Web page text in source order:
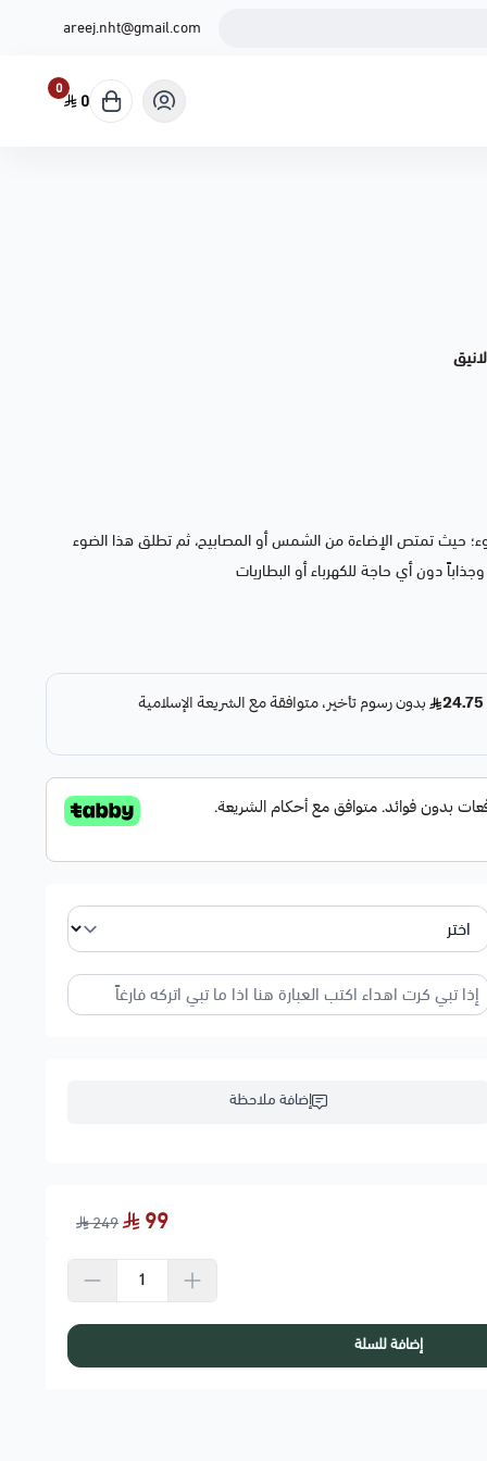
areej.nht@gmail.com
0
0
حيث تمتص الإضاءة من الشمس أو المصابيح، ثم تطلق هذا الضوء
دون أي حاجة للكهرباء أو البطاريات
إضافة ملاحظة
99
249
إضافة للسلة